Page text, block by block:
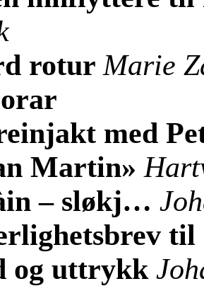
rotur Marie
med
Martin»
– sløkj…
til
og uttrykk